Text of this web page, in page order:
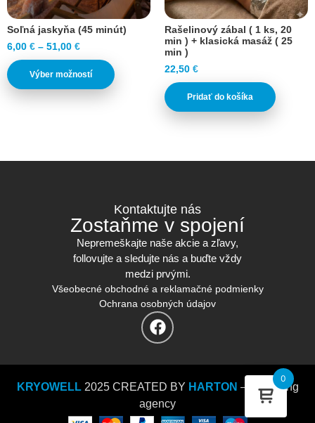
Soľná jaskyňa (45 minút)
6,00 € – 51,00 €
Výber možností
Rašelinový zábal ( 1 ks, 20
min ) + klasická masáž ( 25
min )
22,50 €
Pridať do košíka
Kontaktujte nás
Zostaňme v spojení
Nepremeškajte naše akcie a zľavy,
follovujte a sledujte nás a buďte vždy
medzi prvými.
Všeobecné obchodné a reklamačné podmienky
Ochrana osobných údajov
KRYOWELL 2025 CREATED BY HARTON – marketing
agency
0